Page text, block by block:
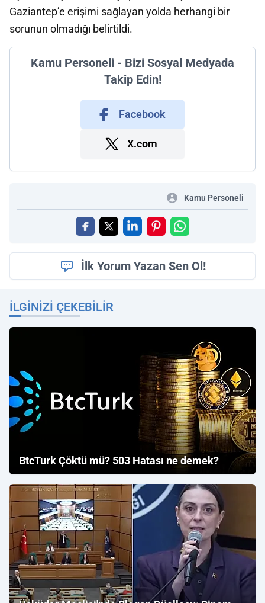
Gaziantep’e erişimi sağlayan yolda herhangi bir
sorunun olmadığı belirtildi.
Kamu Personeli - Bizi Sosyal Medyada
Takip Edin!
Facebook
X.com
Kamu Personeli
İlk Yorum Yazan Sen Ol!
İLGINIZI ÇEKEBILIR
BtcTurk Çöktü mü? 503 Hatası ne demek?